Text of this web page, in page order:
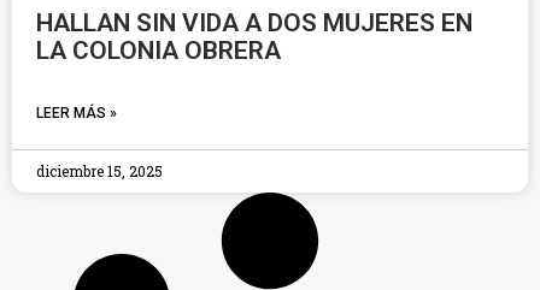
HALLAN SIN VIDA A DOS MUJERES EN
LA COLONIA OBRERA
LEER MÁS »
diciembre 15, 2025